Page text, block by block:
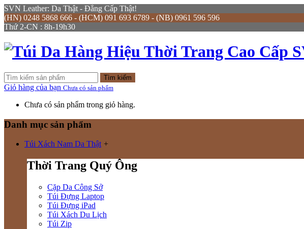
SVN Leather: Da Thật - Đẳng Cấp Thật!
(HN) 0248 5868 666 - (HCM) 091 693 6789 - (NB) 0961 596 596
Thứ 2-CN : 8h-19h30
Tìm kiếm
Giỏ hàng của bạn Chưa có sản phẩm
Chưa có sản phẩm trong giỏ hàng.
Danh mục sản phẩm
Túi Xách Nam Da Thật +
Thời Trang Quý Ông
Cặp Da Công Sở
Túi Đựng Laptop
Túi Đựng iPad
Túi Xách Du Lịch
Túi Zip